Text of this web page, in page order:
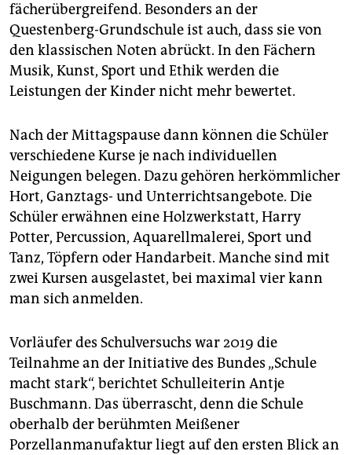
fächerübergreifend. Besonders an der
Questenberg-Grundschule ist auch, dass sie von
den klassischen Noten abrückt. In den Fächern
Musik, Kunst, Sport und Ethik werden die
Leistungen der Kinder nicht mehr bewertet.
Nach der Mittagspause dann können die Schüler
verschiedene Kurse je nach individuellen
Neigungen belegen. Dazu gehören herkömmlicher
Hort, Ganztags- und Unterrichtsangebote. Die
Schüler erwähnen eine Holzwerkstatt, Harry
Potter, Percussion, Aquarellmalerei, Sport und
Tanz, Töpfern oder Handarbeit. Manche sind mit
zwei Kursen ausgelastet, bei maximal vier kann
man sich anmelden.
Vorläufer des Schulversuchs war 2019 die
Teilnahme an der Ini­tiative des Bundes „Schule
macht stark“, berichtet Schulleiterin Antje
Buschmann. Das überrascht, denn die Schule
oberhalb der berühmten Meißener
Porzellanmanufaktur liegt auf den ersten Blick an